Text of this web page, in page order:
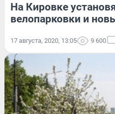
На Кировке
велопарковки и
17 августа, 2020, 13:05 9 600